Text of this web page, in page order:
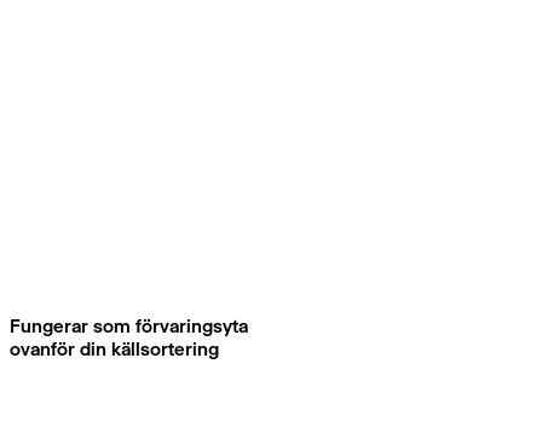
Fungerar som förvaringsyta
ovanför din källsortering